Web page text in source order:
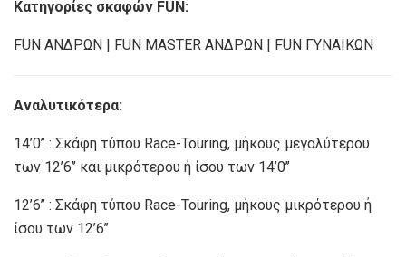
Κατηγορίες σκαφών FUN:
FUN ΑΝΔΡΩΝ | FUN MASTER ΑΝΔΡΩΝ | FUN ΓΥΝΑΙΚΩΝ
Αναλυτικότερα:
14’0’’ : Σκάφη τύπου Race-Touring, μήκους μεγαλύτερου
των 12’6’’ και μικρότερου ή ίσου των 14’0’’
12’6’’ : Σκάφη τύπου Race-Touring, μήκους μικρότερου ή
ίσου των 12’6’’